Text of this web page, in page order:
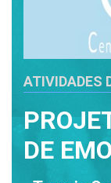
ATIVIDADES
DE